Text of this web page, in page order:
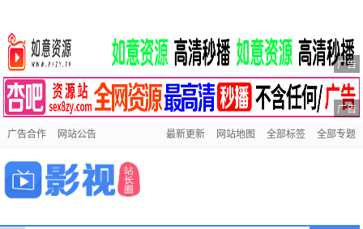
广告
广告
广告合作 网站公告 最新更新 网站地图 全部标签 全部专题